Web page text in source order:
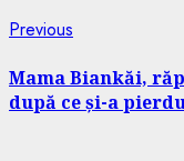
Continue
Reading
Previous
Mama Biankăi,
după ce și-a